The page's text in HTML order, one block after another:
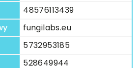
48576113439
fungilabs.eu
5732953185
528649944